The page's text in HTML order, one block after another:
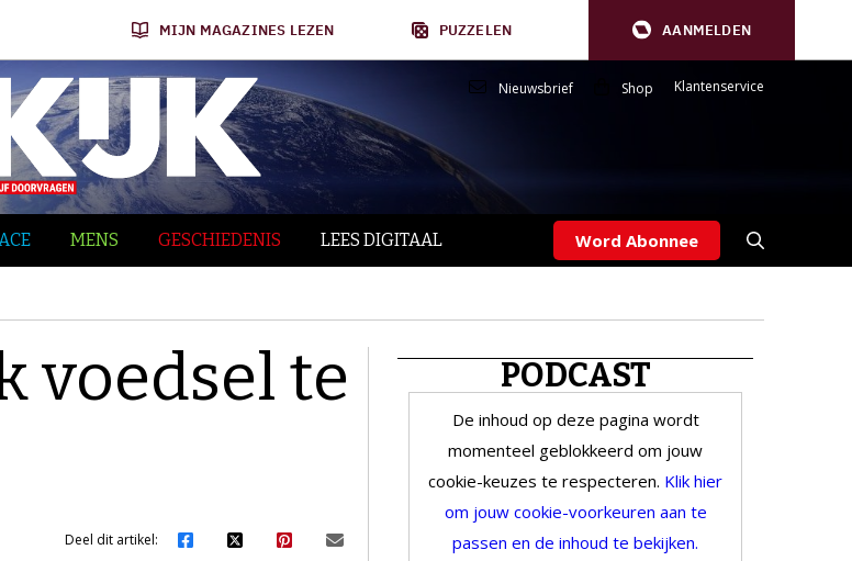
MIJN MAGAZINES LEZEN PUZZELEN AANMELDEN
Nieuwsbrief Shop Klantenservice
MENS GESCHIEDENIS LEES DIGITAAL Word Abonnee
voedsel te
Deel dit artikel:
PODCAST
De inhoud op deze pagina wordt
momenteel geblokkeerd om jouw
cookie-keuzes te respecteren. Klik hier
om jouw cookie-voorkeuren aan te
passen en de inhoud te bekijken.